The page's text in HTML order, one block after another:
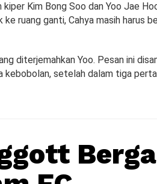
Kim Bong Soo dan Yoo Jae
ruang ganti, Cahya masih harus
diterjemahkan Yoo. Pesan ini
kebobolan, setelah dalam tiga